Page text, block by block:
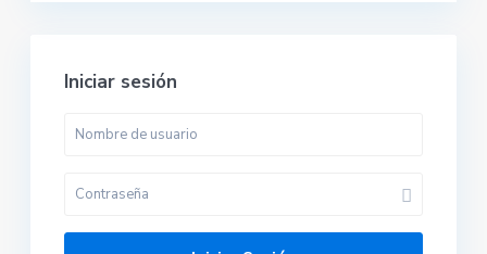
Iniciar sesión